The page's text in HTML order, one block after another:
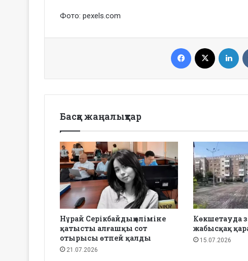
Фото: pexels.com
Facebook
Басқа жаңалықтар
Нұрай Серікбайдың өліміне
қатысты алғашқы сот
отырысы өтпей қалды
21.07.2026
Көкшетауда
жабысқақ
15.07.2026